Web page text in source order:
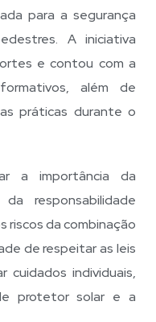
para a segurança
A iniciativa
e contou com a
além de
práticas durante o
a importância da
responsabilidade
riscos da combinação
de respeitar as leis
cuidados individuais,
protetor solar e a